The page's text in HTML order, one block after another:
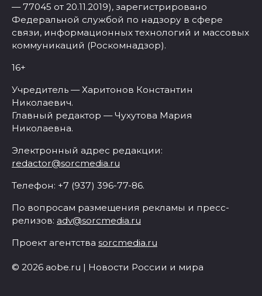
— 77045 от 20.11.2019), зарегистрировано
Федеральной службой по надзору в сфере
связи, информационных технологий и массовых
коммуникаций (Роскомнадзор).
16+
Учредитель — Харитонов Константин
Николаевич.
Главный редактор — Чухутова Мария
Николаевна.
Электронный адрес редакции:
redactor@sorcmedia.ru
Телефон: +7 (937) 396-77-86.
По вопросам размещения рекламы и пресс-
релизов: adv@sorcmedia.ru
Проект агентства sorcmedia.ru
© 2026 aobe.ru | Новости России и мира